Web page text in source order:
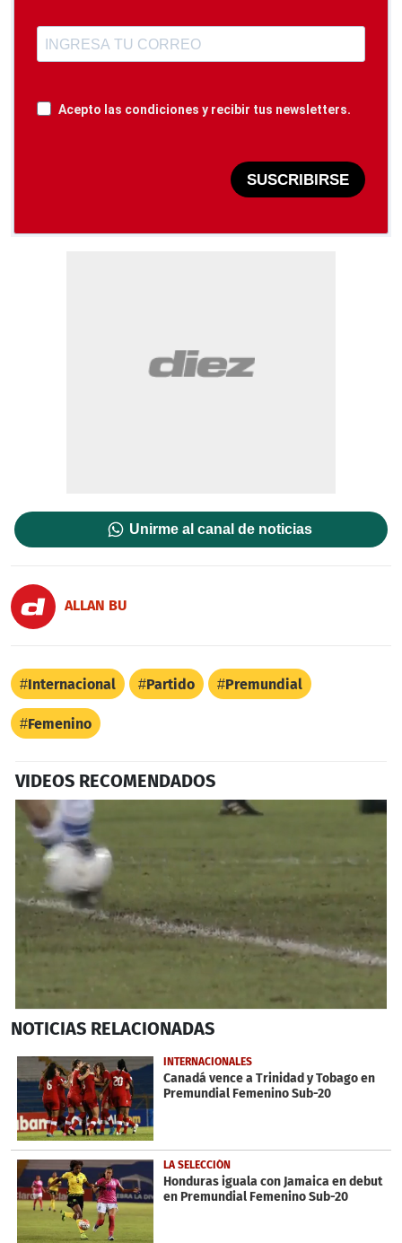
Acepto las condiciones y recibir tus newsletters.
SUSCRIBIRSE
Unirme al canal de noticias
ALLAN BU
Internacional Partido Premundial
Femenino
VIDEOS RECOMENDADOS
seconds
4
minutes,
31
seconds
NOTICIAS RELACIONADAS
INTERNACIONALES
Canadá vence a Trinidad y Tobago en
Premundial Femenino Sub-20
LA SELECCIÓN
Honduras iguala con Jamaica en debut
en Premundial Femenino Sub-20